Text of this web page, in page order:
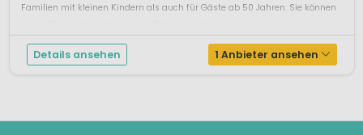
Familien mit kleinen Kindern als auch für Gäste ab 50 Jahren. Sie können
Details ansehen 1 Anbieter ansehen